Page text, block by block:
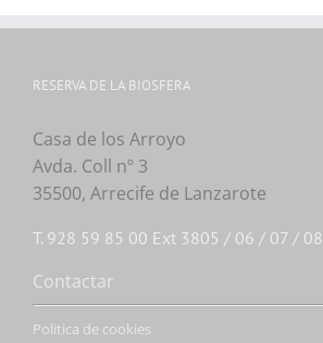
RESERVA DE LA BIOSFERA
Casa de los Arroyo
Avda. Coll nº 3
35500, Arrecife de Lanzarote
T. 928 59 85 00 Ext 3805 / 06 / 07 / 08
Contactar
Politica de cookies